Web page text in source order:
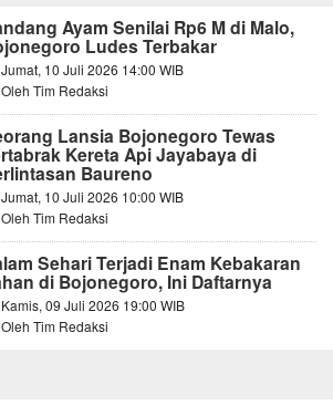
Ayam Senilai Rp6 M di Malo,
Ludes Terbakar
Jumat, 10 Juli 2026 14:00 WIB
Oleh Tim Redaksi
Lansia Bojonegoro Tewas
Kereta Api Jayabaya di
Baureno
Jumat, 10 Juli 2026 10:00 WIB
Oleh Tim Redaksi
Sehari Terjadi Enam Kebakaran
di Bojonegoro, Ini Daftarnya
Kamis, 09 Juli 2026 19:00 WIB
Oleh Tim Redaksi